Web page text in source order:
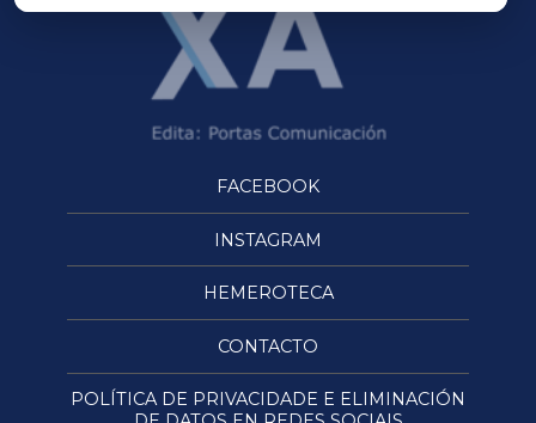
FACEBOOK
INSTAGRAM
HEMEROTECA
CONTACTO
POLÍTICA DE PRIVACIDADE E ELIMINACIÓN